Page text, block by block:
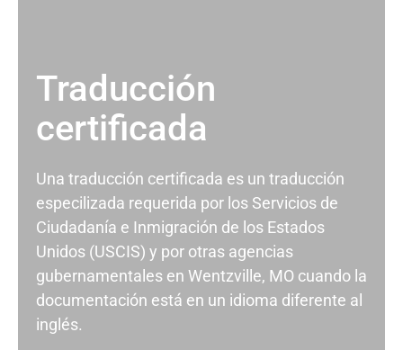
Traducción
certificada
Una traducción certificada es un traducción
especilizada requerida por los Servicios de
Ciudadanía e Inmigración de los Estados
Unidos (USCIS) y por otras agencias
gubernamentales en Wentzville, MO cuando la
documentación está en un idioma diferente al
inglés.